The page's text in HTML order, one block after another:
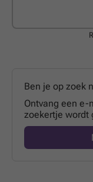
Ben je op zoek
Ontvang een
zoekertje wordt